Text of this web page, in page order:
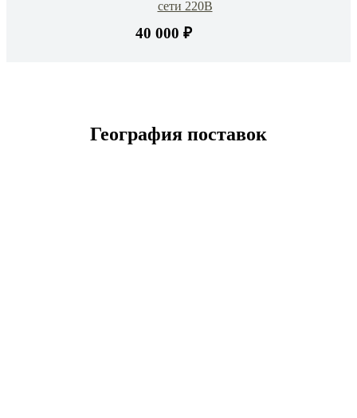
сети 220В
40 000 ₽
География поставок